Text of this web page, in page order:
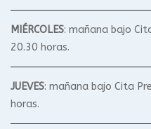
MIÉRCOLES: mañana bajo
20.30 horas.
JUEVES: mañana bajo Cita
horas.